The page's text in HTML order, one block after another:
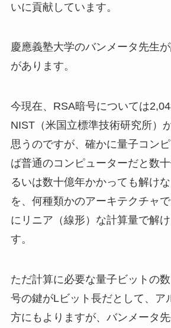
いに貢献しています。
慶應義塾大学のバンメータ先生
があります。
今現在、RSA暗号については
NIST（米国立標準技術研究所）
思うのですが、確かに量子コン
ば普通のコンピューターだと数
るいは数十億年かかっても解け
を、何種類かのアーキテクチャ
にリニア（線形）な計算量で解
す。
ただ計算に必要な量子ビットの
号の鍵がLビット長だとして、ア
方にもよりますが、バンメータ